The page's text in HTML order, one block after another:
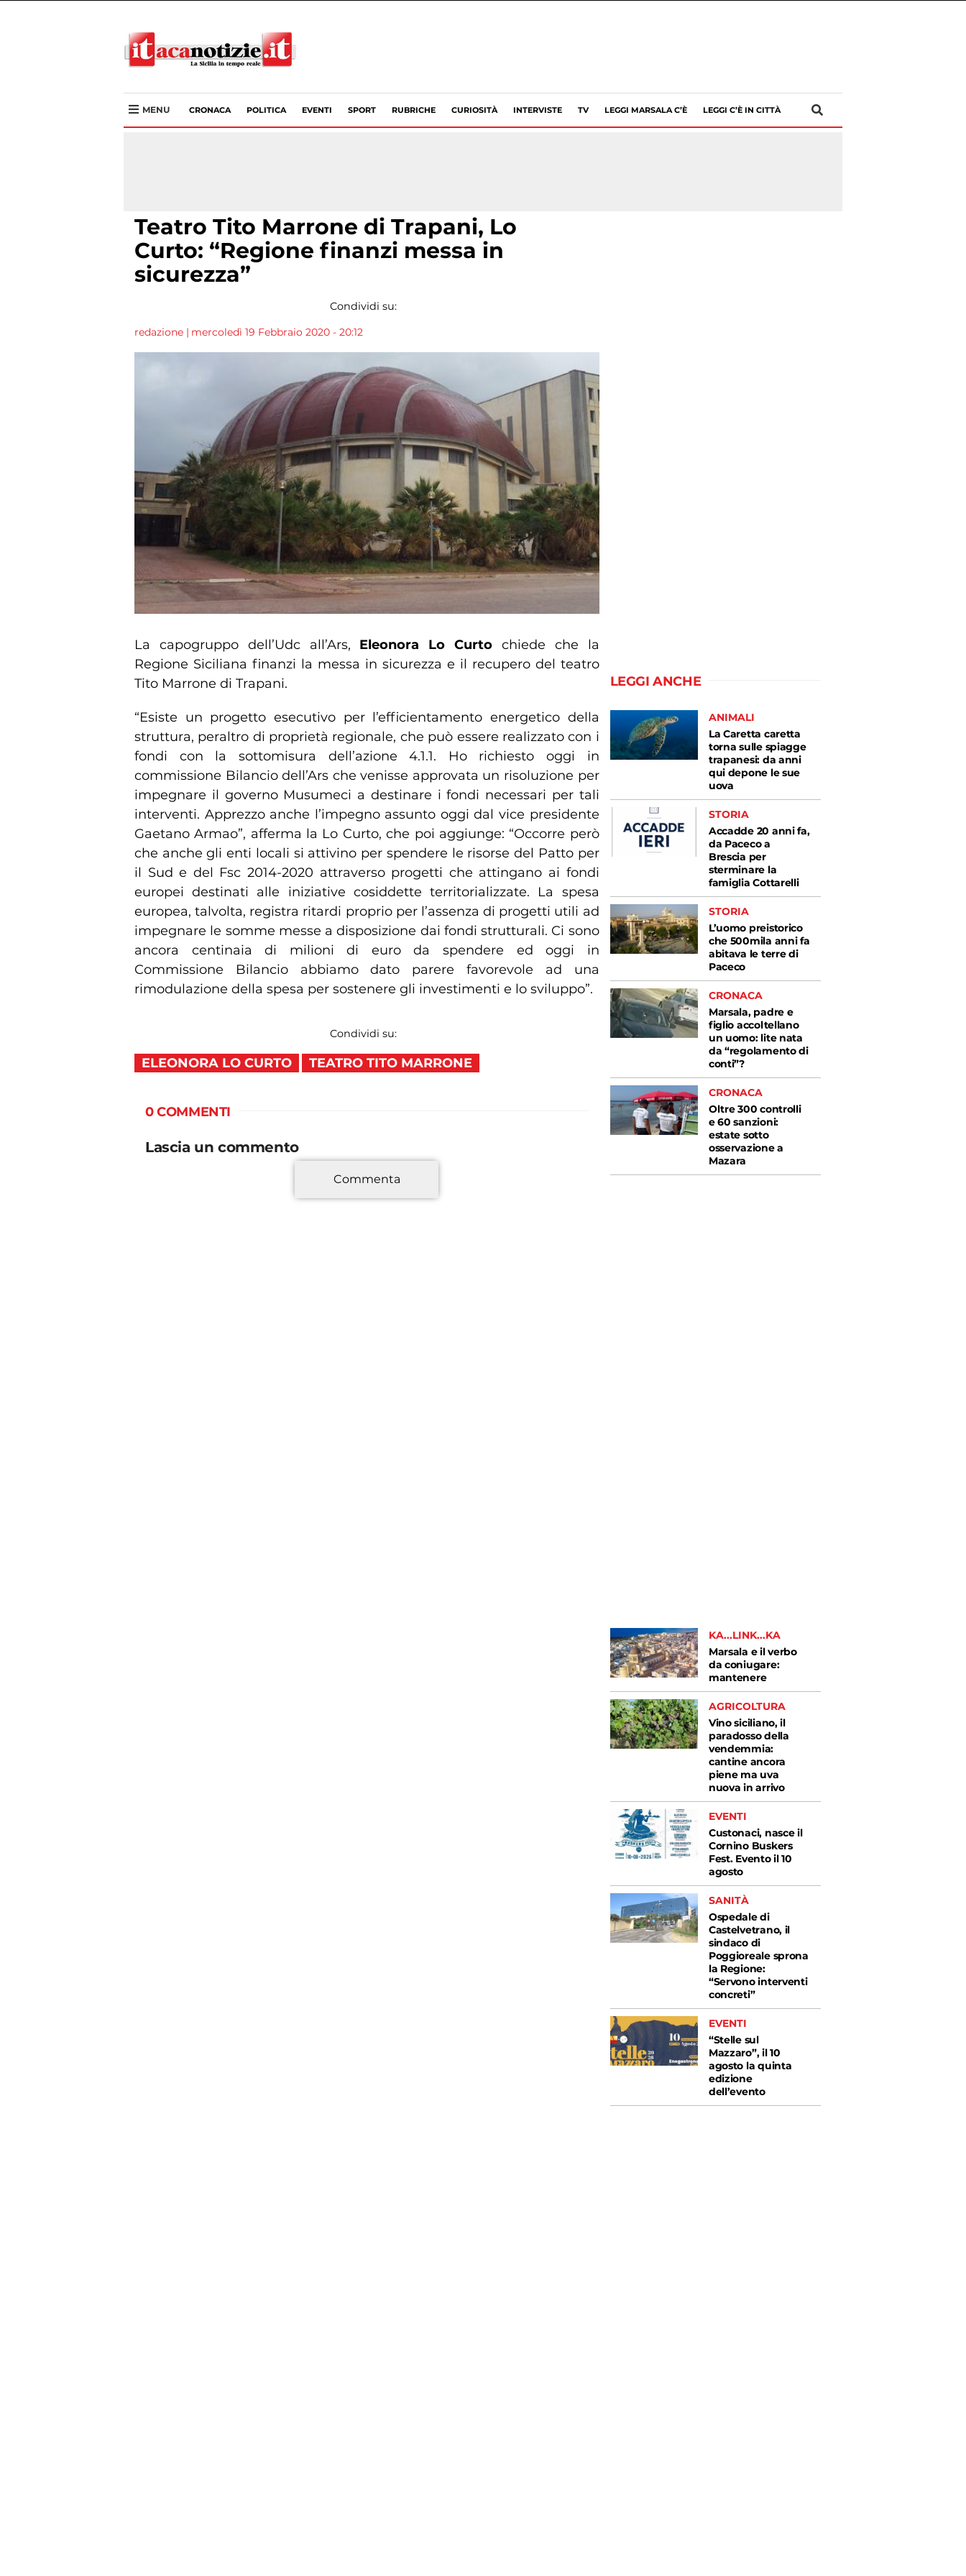
MENU CRONACA POLITICA EVENTI SPORT RUBRICHE CURIOSITÀ INTERVISTE TV LEGGI MARSALA C’È LEGGI C’È IN CITTÀ
Teatro Tito Marrone di Trapani, Lo
Curto: “Regione finanzi messa in
sicurezza”
Condividi su:
redazione | mercoledì 19 Febbraio 2020 - 20:12
La capogruppo dell’Udc all’Ars, Eleonora Lo Curto chiede che la
Regione Siciliana finanzi la messa in sicurezza e il recupero del teatro
Tito Marrone di Trapani.
“Esiste un progetto esecutivo per l’efficientamento energetico della
struttura, peraltro di proprietà regionale, che può essere realizzato con i
fondi con la sottomisura dell’azione 4.1.1. Ho richiesto oggi in
commissione Bilancio dell’Ars che venisse approvata un risoluzione per
impegnare il governo Musumeci a destinare i fondi necessari per tali
interventi. Apprezzo anche l’impegno assunto oggi dal vice presidente
Gaetano Armao”, afferma la Lo Curto, che poi aggiunge: “Occorre però
che anche gli enti locali si attivino per spendere le risorse del Patto per
il Sud e del Fsc 2014-2020 attraverso progetti che attingano ai fondi
europei destinati alle iniziative cosiddette territorializzate. La spesa
europea, talvolta, registra ritardi proprio per l’assenza di progetti utili ad
impegnare le somme messe a disposizione dai fondi strutturali. Ci sono
ancora centinaia di milioni di euro da spendere ed oggi in
Commissione Bilancio abbiamo dato parere favorevole ad una
rimodulazione della spesa per sostenere gli investimenti e lo sviluppo”.
Condividi su:
ELEONORA LO CURTO TEATRO TITO MARRONE
0 COMMENTI
Lascia un commento
Commenta
LEGGI ANCHE
ANIMALI
La Caretta caretta
torna sulle spiagge
trapanesi: da anni
qui depone le sue
uova
STORIA
Accadde 20 anni fa,
da Paceco a
Brescia per
sterminare la
famiglia Cottarelli
STORIA
L’uomo preistorico
che 500mila anni fa
abitava le terre di
Paceco
CRONACA
Marsala, padre e
figlio accoltellano
un uomo: lite nata
da “regolamento di
conti”?
CRONACA
Oltre 300 controlli
e 60 sanzioni:
estate sotto
osservazione a
Mazara
KA...LINK...KA
Marsala e il verbo
da coniugare:
mantenere
AGRICOLTURA
Vino siciliano, il
paradosso della
vendemmia:
cantine ancora
piene ma uva
nuova in arrivo
EVENTI
Custonaci, nasce il
Cornino Buskers
Fest. Evento il 10
agosto
SANITÀ
Ospedale di
Castelvetrano, il
sindaco di
Poggioreale sprona
la Regione:
“Servono interventi
concreti”
EVENTI
“Stelle sul
Mazzaro”, il 10
agosto la quinta
edizione
dell’evento